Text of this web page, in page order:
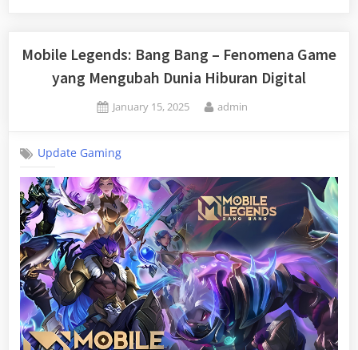
Mobile Legends: Bang Bang – Fenomena Game
yang Mengubah Dunia Hiburan Digital
Posted
January 15, 2025 By
admin
Update Gaming